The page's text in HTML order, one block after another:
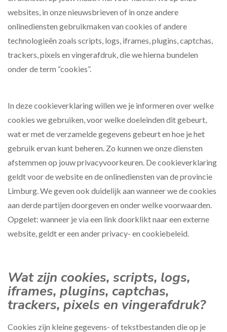
websites, in onze nieuwsbrieven of in onze andere
onlinediensten gebruikmaken van cookies of andere
technologieën zoals scripts, logs, iframes, plugins, captchas,
trackers, pixels en vingerafdruk, die we hierna bundelen
onder de term “cookies”.
In deze cookieverklaring willen we je informeren over welke
cookies we gebruiken, voor welke doeleinden dit gebeurt,
wat er met de verzamelde gegevens gebeurt en hoe je het
gebruik ervan kunt beheren. Zo kunnen we onze diensten
afstemmen op jouw privacyvoorkeuren. De cookieverklaring
geldt voor de website en de onlinediensten van de provincie
Limburg. We geven ook duidelijk aan wanneer we de cookies
aan derde partijen doorgeven en onder welke voorwaarden.
Opgelet: wanneer je via een link doorklikt naar een externe
website, geldt er een ander privacy- en cookiebeleid.
Wat zijn cookies, scripts, logs,
iframes, plugins, captchas,
trackers, pixels en vingerafdruk?
Cookies zijn kleine gegevens- of tekstbestanden die op je